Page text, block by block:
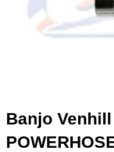
Banjo Venhill